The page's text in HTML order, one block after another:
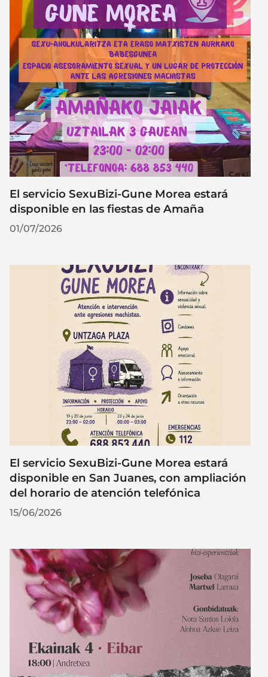
El servicio SexuBizi-Gune Morea estará
disponible en las fiestas de Amaña
01/07/2026
El servicio SexuBizi-Gune Morea estará
disponible en San Juanes, con ampliación
del horario de atención telefónica
15/06/2026